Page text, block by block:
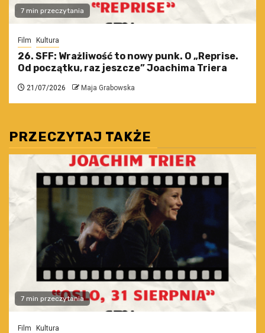
7 min przeczytania
Film Kultura
26. SFF: Wrażliwość to nowy punk. O „Reprise.
Od początku, raz jeszcze” Joachima Triera
21/07/2026 Maja Grabowska
PRZECZYTAJ TAKŻE
7 min przeczytania
Film Kultura